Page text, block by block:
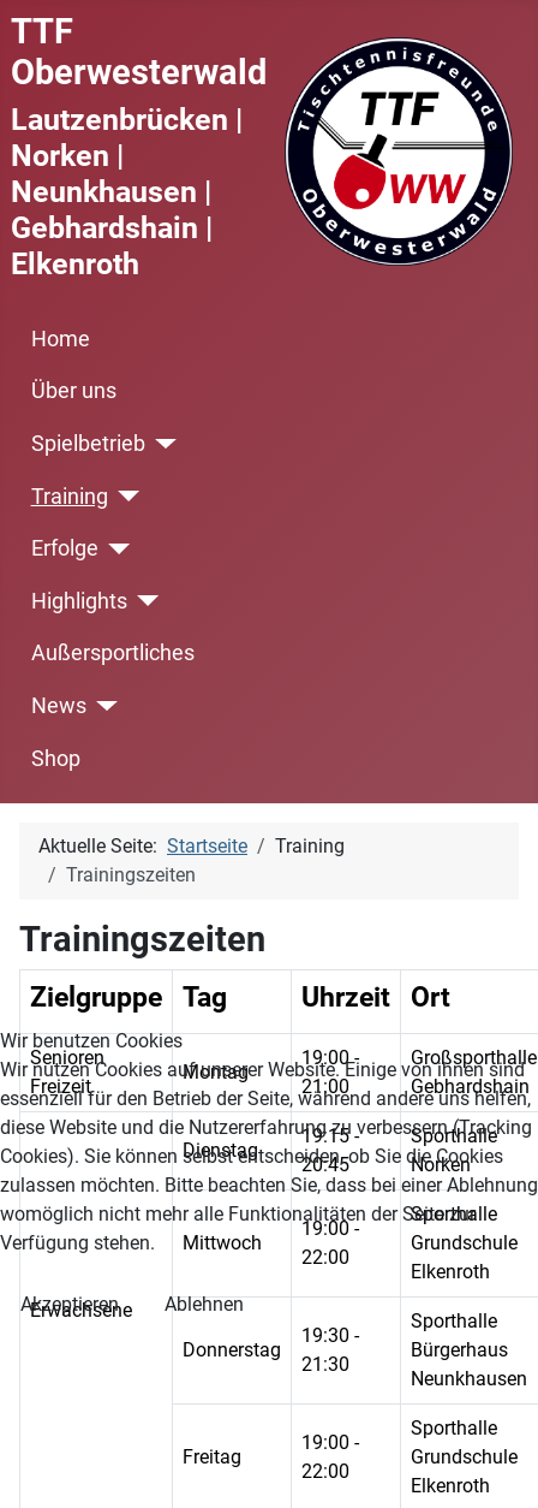
TTF
Oberwesterwald
Lautzenbrücken |
Norken |
Neunkhausen |
Gebhardshain |
Elkenroth
Home
Über uns
Spielbetrieb
Training
Erfolge
Highlights
Außersportliches
News
Shop
Aktuelle Seite: Startseite
Training
Trainingszeiten
Trainingszeiten
Zielgruppe Tag Uhrzeit Ort
Senioren
Freizeit
Montag
19:00 -
21:00
Großsporthalle
Gebhardshain
Erwachsene
Dienstag
19:15 -
20:45
Sporthalle
Norken
Mittwoch
19:00 -
22:00
Sporthalle
Grundschule
Elkenroth
Donnerstag
19:30 -
21:30
Sporthalle
Bürgerhaus
Neunkhausen
Freitag
19:00 -
22:00
Sporthalle
Grundschule
Elkenroth
Wir benutzen Cookies
Wir nutzen Cookies auf unserer Website. Einige von ihnen sind
essenziell für den Betrieb der Seite, während andere uns helfen,
diese Website und die Nutzererfahrung zu verbessern (Tracking
Cookies). Sie können selbst entscheiden, ob Sie die Cookies
zulassen möchten. Bitte beachten Sie, dass bei einer Ablehnung
womöglich nicht mehr alle Funktionalitäten der Seite zur
Verfügung stehen.
Akzeptieren Ablehnen